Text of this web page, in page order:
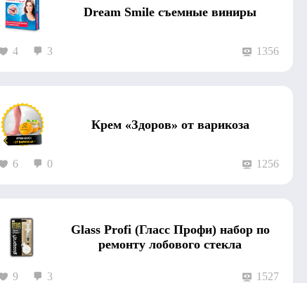
Dream Smile съемные виниры
4 3 1356
Крем «Здоров» от варикоза
6 0 1256
Glass Profi (Гласс Профи) набор по
ремонту лобового стекла
9 3 1527